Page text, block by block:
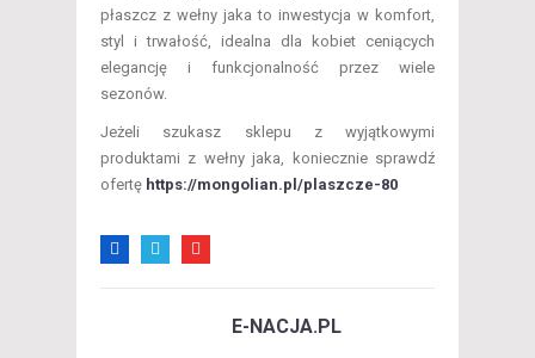
płaszcz z wełny jaka to inwestycja w komfort,
styl i trwałość, idealna dla kobiet ceniących
elegancję i funkcjonalność przez wiele
sezonów.
Jeżeli szukasz sklepu z wyjątkowymi
produktami z wełny jaka, koniecznie sprawdź
ofertę https://mongolian.pl/plaszcze-80
E-NACJA.PL